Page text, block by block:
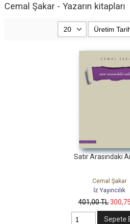
Cemal Şakar - Yazarın kitapları
Satır Arasındaki
Cemal Şakar
İz Yayıncılık
401,00TL300,75
Sepete